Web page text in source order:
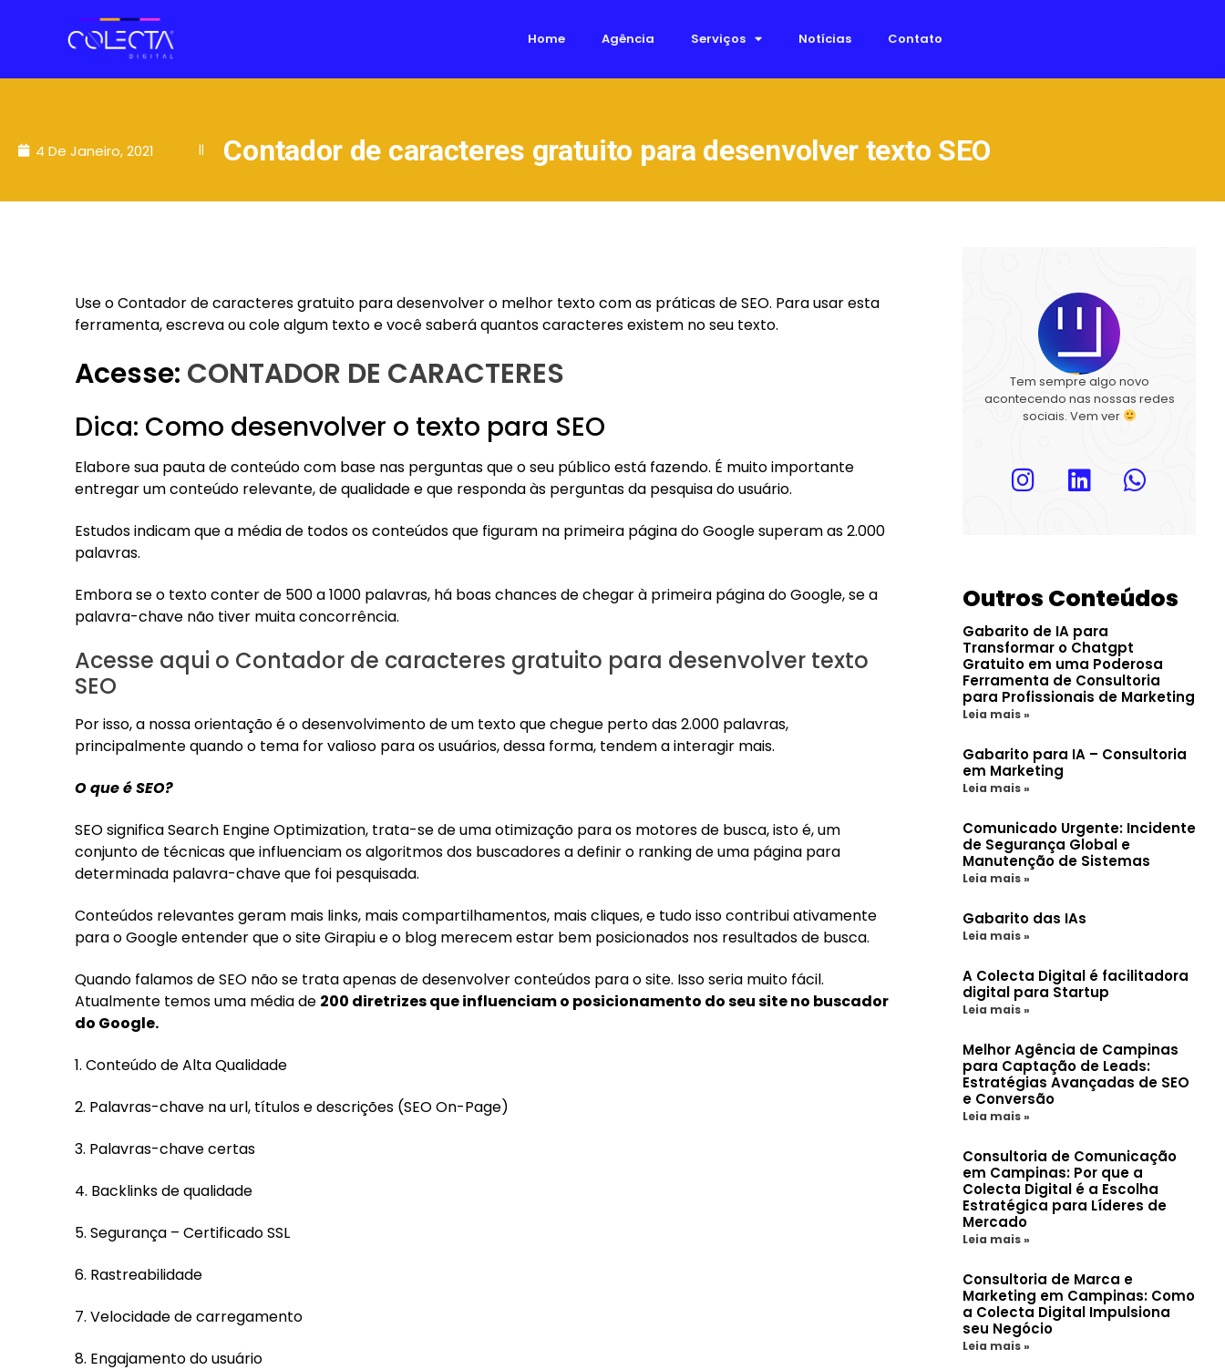
Home Agência Serviços Notícias Contato
4 De Janeiro, 2021 || Contador de caracteres gratuito para desenvolver texto SEO
Use o Contador de caracteres gratuito para desenvolver o melhor texto com as práticas de SEO. Para usar esta
ferramenta, escreva ou cole algum texto e você saberá quantos caracteres existem no seu texto.
Acesse: CONTADOR DE CARACTERES
Dica: Como desenvolver o texto para SEO
Elabore sua pauta de conteúdo com base nas perguntas que o seu público está fazendo. É muito importante
entregar um conteúdo relevante, de qualidade e que responda às perguntas da pesquisa do usuário.
Estudos indicam que a média de todos os conteúdos que figuram na primeira página do Google superam as 2.000
palavras.
Embora se o texto conter de 500 a 1000 palavras, há boas chances de chegar à primeira página do Google, se a
palavra-chave não tiver muita concorrência.
Acesse aqui o Contador de caracteres gratuito para desenvolver texto
SEO
Por isso, a nossa orientação é o desenvolvimento de um texto que chegue perto das 2.000 palavras,
principalmente quando o tema for valioso para os usuários, dessa forma, tendem a interagir mais.
O que é SEO?
SEO significa Search Engine Optimization, trata-se de uma otimização para os motores de busca, isto é, um
conjunto de técnicas que influenciam os algoritmos dos buscadores a definir o ranking de uma página para
determinada palavra-chave que foi pesquisada.
Conteúdos relevantes geram mais links, mais compartilhamentos, mais cliques, e tudo isso contribui ativamente
para o Google entender que o site Girapiu e o blog merecem estar bem posicionados nos resultados de busca.
Quando falamos de SEO não se trata apenas de desenvolver conteúdos para o site. Isso seria muito fácil.
Atualmente temos uma média de 200 diretrizes que influenciam o posicionamento do seu site no buscador
do Google.
1. Conteúdo de Alta Qualidade
2. Palavras-chave na url, títulos e descrições (SEO On-Page)
3. Palavras-chave certas
4. Backlinks de qualidade
5. Segurança – Certificado SSL
6. Rastreabilidade
7. Velocidade de carregamento
8. Engajamento do usuário
Tem sempre algo novo
acontecendo nas nossas redes
sociais. Vem ver
Outros Conteúdos
Gabarito de IA para
Transformar o Chatgpt
Gratuito em uma Poderosa
Ferramenta de Consultoria
para Profissionais de Marketing
Leia mais »
Gabarito para IA – Consultoria
em Marketing
Leia mais »
Comunicado Urgente: Incidente
de Segurança Global e
Manutenção de Sistemas
Leia mais »
Gabarito das IAs
Leia mais »
A Colecta Digital é facilitadora
digital para Startup
Leia mais »
Melhor Agência de Campinas
para Captação de Leads:
Estratégias Avançadas de SEO
e Conversão
Leia mais »
Consultoria de Comunicação
em Campinas: Por que a
Colecta Digital é a Escolha
Estratégica para Líderes de
Mercado
Leia mais »
Consultoria de Marca e
Marketing em Campinas: Como
a Colecta Digital Impulsiona
seu Negócio
Leia mais »